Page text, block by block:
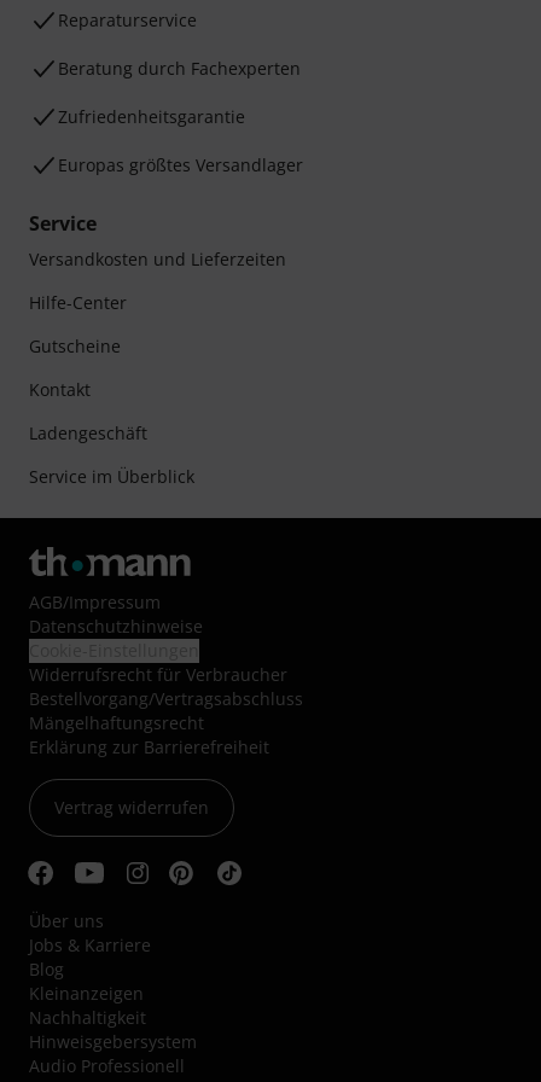
Reparaturservice
Beratung durch Fachexperten
Zufriedenheitsgarantie
Europas größtes Versandlager
Service
Versandkosten und Lieferzeiten
Hilfe-Center
Gutscheine
Kontakt
Ladengeschäft
Service im Überblick
AGB/Impressum
Datenschutzhinweise
Widerrufsrecht für Verbraucher
Bestellvorgang/Vertragsabschluss
Mängelhaftungsrecht
Erklärung zur Barrierefreiheit
Vertrag widerrufen
Über uns
Jobs & Karriere
Blog
Kleinanzeigen
Nachhaltigkeit
Hinweisgebersystem
Audio Professionell